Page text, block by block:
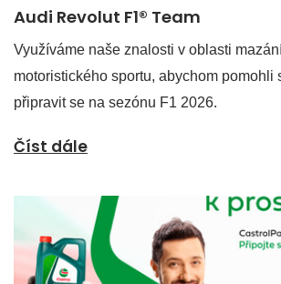
Audi Revolut F1® Team
Využíváme naše znalosti v oblasti
motoristického sportu, abychom pomohli
připravit se na sezónu F1 2026.
Číst dále